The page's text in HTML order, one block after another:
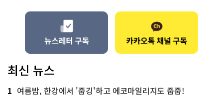
최신 뉴스
1 여름밤, 한강에서 '줍깅'하고 에코마일리지도 줍줍!